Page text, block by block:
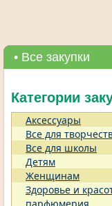
• Все закупки
Категории
Аксессуары
Все для
Все для школы
Детям
Женщинам
Здоровье и
парфюмерия